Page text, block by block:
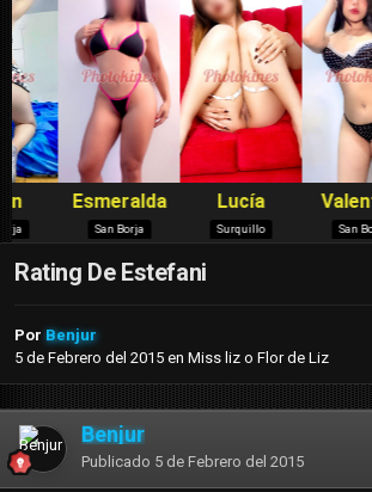
Rating De Estefani
Por Benjur
5 de Febrero del 2015 en Miss liz o Flor de Liz
Benjur
Publicado 5 de Febrero del 2015